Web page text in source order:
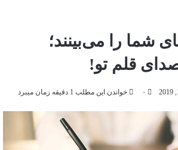
شما را می‌بینند؛
قلم تو!
۰ خواندن این مطلب 1 دقیقه زمان میبرد